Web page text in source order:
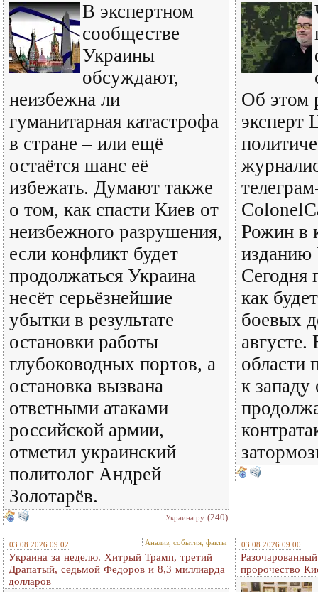
В экспертном
сообществе
Украины
обсуждают,
неизбежна ли
гуманитарная катастрофа
в стране – или ещё
остаётся шанс её
избежать. Думают также
о том, как спасти Киев от
неизбежного разрушения,
если конфликт будет
продолжаться Украина
несёт серьёзнейшие
убытки в результате
остановки работы
глубоководных портов, а
остановка вызвана
ответными атаками
российской армии,
отметил украинский
политолог Андрей
Золотарёв.
Украина.ру (240)
Об этом
эксперт
Рожин в
изданию
Сегодня
как
боевых
области
к
03.08.2026 09:02 Анализ, события, факты
Украина за неделю. Хитрый Трамп, третий
Драпатый, седьмой Федоров и 8,3 миллиарда
долларов
03.08.2026 09:00
пророчество